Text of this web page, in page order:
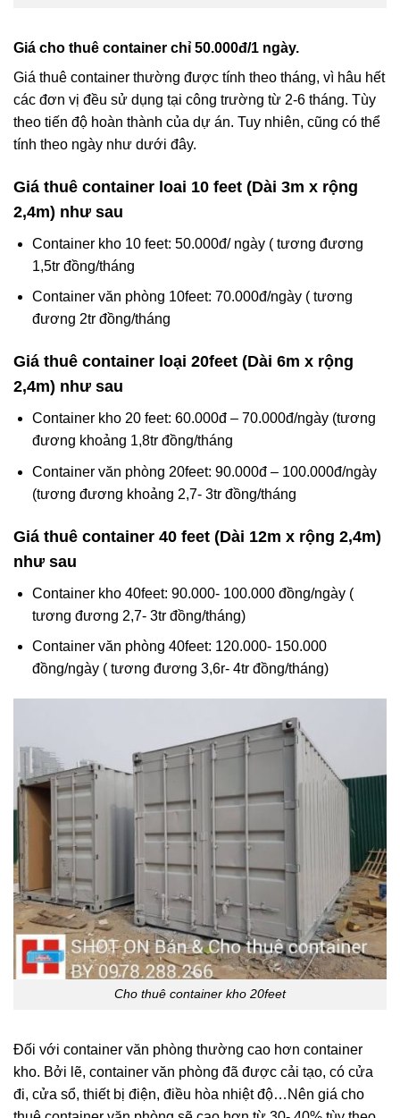
Giá cho thuê container chỉ 50.000đ/1 ngày.
Giá thuê container thường được tính theo tháng, vì hâu hết
các đơn vị đều sử dụng tại công trường từ 2-6 tháng. Tùy
theo tiến độ hoàn thành của dự án. Tuy nhiên, cũng có thể
tính theo ngày như dưới đây.
Giá thuê container loai 10 feet (Dài 3m x rộng
2,4m) như sau
Container kho 10 feet: 50.000đ/ ngày ( tương đương
1,5tr đồng/tháng
Container văn phòng 10feet: 70.000đ/ngày ( tương
đương 2tr đồng/tháng
Giá thuê container loại 20feet (Dài 6m x rộng
2,4m) như sau
Container kho 20 feet: 60.000đ – 70.000đ/ngày (tương
đương khoảng 1,8tr đồng/tháng
Container văn phòng 20feet: 90.000đ – 100.000đ/ngày
(tương đương khoảng 2,7- 3tr đồng/tháng
Giá thuê container 40 feet (Dài 12m x rộng 2,4m)
như sau
Container kho 40feet: 90.000- 100.000 đồng/ngày (
tương đương 2,7- 3tr đồng/tháng)
Container văn phòng 40feet: 120.000- 150.000
đồng/ngày ( tương đương 3,6r- 4tr đồng/tháng)
Cho thuê container kho 20feet
Đối với container văn phòng thường cao hơn container
kho. Bởi lẽ, container văn phòng đã được cải tạo, có cửa
đi, cửa sổ, thiết bị điện, điều hòa nhiệt độ…Nên giá cho